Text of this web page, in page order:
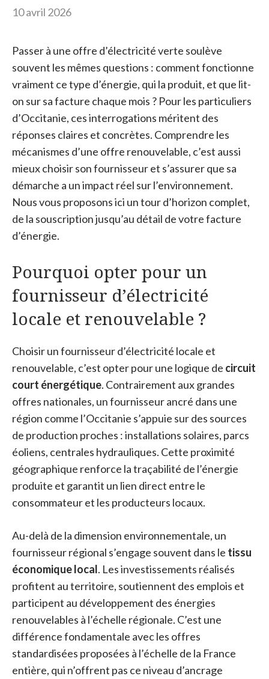
10 avril 2026
Passer à une offre d’électricité verte soulève
souvent les mêmes questions : comment fonctionne
vraiment ce type d’énergie, qui la produit, et que lit-
on sur sa facture chaque mois ? Pour les particuliers
d’Occitanie, ces interrogations méritent des
réponses claires et concrètes. Comprendre les
mécanismes d’une offre renouvelable, c’est aussi
mieux choisir son fournisseur et s’assurer que sa
démarche a un impact réel sur l’environnement.
Nous vous proposons ici un tour d’horizon complet,
de la souscription jusqu’au détail de votre facture
d’énergie.
Pourquoi opter pour un
fournisseur d’électricité
locale et renouvelable ?
Choisir un fournisseur d’électricité locale et
renouvelable, c’est opter pour une logique de circuit
court énergétique. Contrairement aux grandes
offres nationales, un fournisseur ancré dans une
région comme l’Occitanie s’appuie sur des sources
de production proches : installations solaires, parcs
éoliens, centrales hydrauliques. Cette proximité
géographique renforce la traçabilité de l’énergie
produite et garantit un lien direct entre le
consommateur et les producteurs locaux.
Au-delà de la dimension environnementale, un
fournisseur régional s’engage souvent dans le tissu
économique local. Les investissements réalisés
profitent au territoire, soutiennent des emplois et
participent au développement des énergies
renouvelables à l’échelle régionale. C’est une
différence fondamentale avec les offres
standardisées proposées à l’échelle de la France
entière, qui n’offrent pas ce niveau d’ancrage